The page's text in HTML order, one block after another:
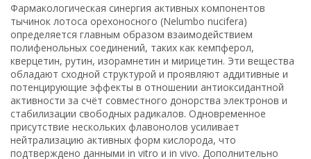
Фармакологическая синергия активных компонентов
тычинок лотоса орехоносного (Nelumbo nucifera)
определяется главным образом взаимодействием
полифенольных соединений, таких как кемпферол,
кверцетин, рутин, изорамнетин и мирицетин. Эти вещества
обладают сходной структурой и проявляют аддитивные и
потенцирующие эффекты в отношении антиоксидантной
активности за счёт совместного донорства электронов и
стабилизации свободных радикалов. Одновременное
присутствие нескольких флавонолов усиливает
нейтрализацию активных форм кислорода, что
подтверждено данными in vitro и in vivo. Дополнительно